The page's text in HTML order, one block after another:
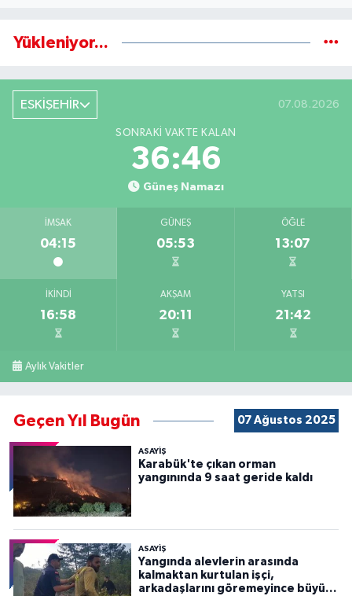
Yükleniyor...
ESKİŞEHİR 07.08.2026
SONRAKI VAKTE KALAN
36:45
Güneş Namazı
İMSAK
04:15
GÜNEŞ
05:53
ÖĞLE
13:07
İKINDI
16:58
AKŞAM
20:11
YATSI
21:42
Aylık Vakitler
Geçen Yıl Bugün 07 Ağustos 2025
ASAYİŞ
Karabük'te çıkan orman
yangınında 9 saat geride kaldı
ASAYİŞ
Yangında alevlerin arasında
kalmaktan kurtulan işçi,
arkadaşlarını göremeyince büyük